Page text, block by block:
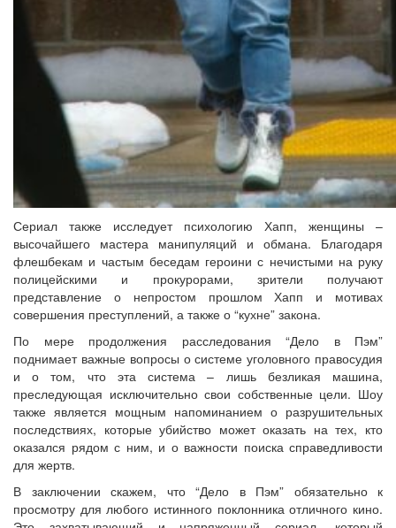
Сериал также исследует психологию Хапп, женщины –
высочайшего мастера манипуляций и обмана. Благодаря
флешбекам и частым беседам героини с нечистыми на руку
полицейскими и прокурорами, зрители получают
представление о непростом прошлом Хапп и мотивах
совершения преступлений, а также о “кухне” закона.
По мере продолжения расследования “Дело в Пэм”
поднимает важные вопросы о системе уголовного правосудия
и о том, что эта система – лишь безликая машина,
преследующая исключительно свои собственные цели. Шоу
также является мощным напоминанием о разрушительных
последствиях, которые убийство может оказать на тех, кто
оказался рядом с ним, и о важности поиска справедливости
для жертв.
В заключении скажем, что “Дело в Пэм” обязательно к
просмотру для любого истинного поклонника отличного кино.